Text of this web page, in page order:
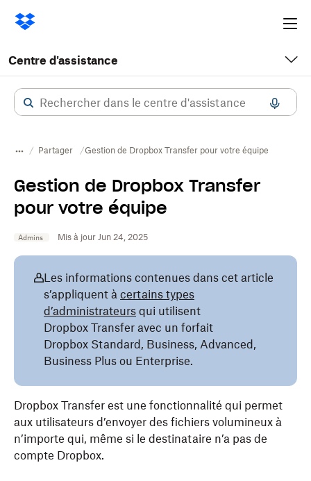
Centre d'assistance
Partager Gestion de Dropbox Transfer pour votre équipe
Gestion de Dropbox Transfer
pour votre équipe
Admins Mis à jour Jun 24, 2025
Les informations contenues dans cet article
s’appliquent à certains types
d’administrateurs qui utilisent
Dropbox Transfer avec un forfait
Dropbox Standard, Business, Advanced,
Business Plus ou Enterprise.
Dropbox Transfer est une fonctionnalité qui permet
aux utilisateurs d’envoyer des fichiers volumineux à
n’importe qui, même si le destinataire n’a pas de
compte Dropbox.